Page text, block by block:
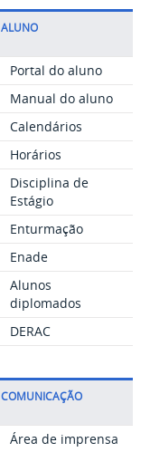
ALUNO
Portal do aluno
Manual do aluno
Calendários
Horários
Disciplina de
Estágio
Enturmação
Enade
Alunos
diplomados
DERAC
COMUNICAÇÃO
Área de imprensa